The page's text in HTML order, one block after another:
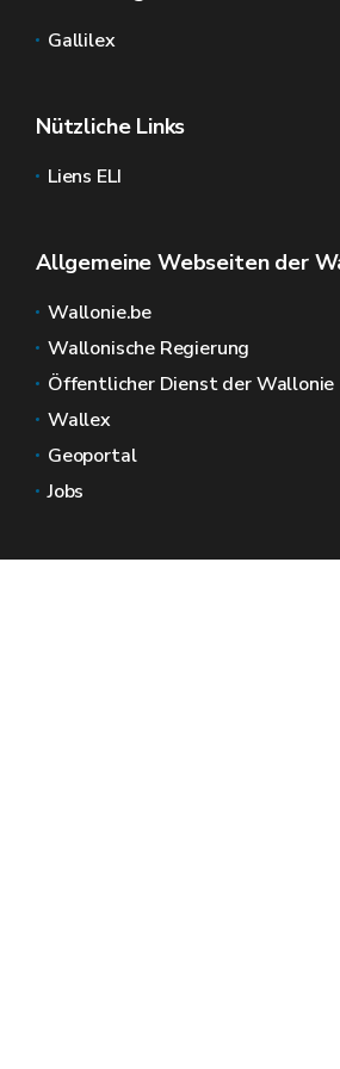
Gallilex
Nützliche Links
Liens ELI
Allgemeine Webseiten der
Wallonie.be
Wallonische Regierung
Öffentlicher Dienst der Wallonie
Wallex
Geoportal
Jobs